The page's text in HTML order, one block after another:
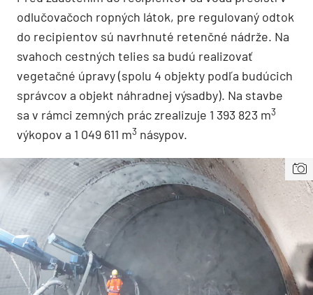
odlučovačoch ropných látok, pre regulovaný odtok
do recipientov sú navrhnuté retenčné nádrže. Na
svahoch cestných telies sa budú realizovať
vegetačné úpravy (spolu 4 objekty podľa budúcich
správcov a objekt náhradnej výsadby). Na stavbe
sa v rámci zemných prác zrealizuje 1 393 823 m3
výkopov a 1 049 611 m3 násypov.